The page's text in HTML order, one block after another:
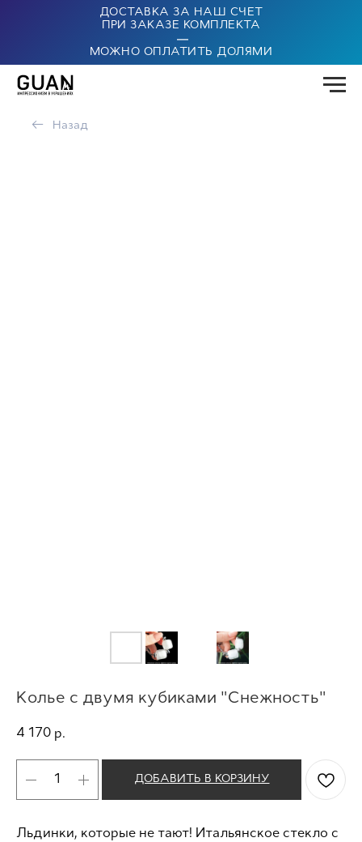
ДОСТАВКА ЗА НАШ СЧЕТ
ПРИ ЗАКАЗЕ КОМПЛЕКТА
|
МОЖНО ОПЛАТИТЬ ДОЛЯМИ
← Назад
Колье с двумя кубиками "Снежность"
4 170 р.
ДОБАВИТЬ В КОРЗИНУ
Льдинки, которые не тают! Итальянское стекло с